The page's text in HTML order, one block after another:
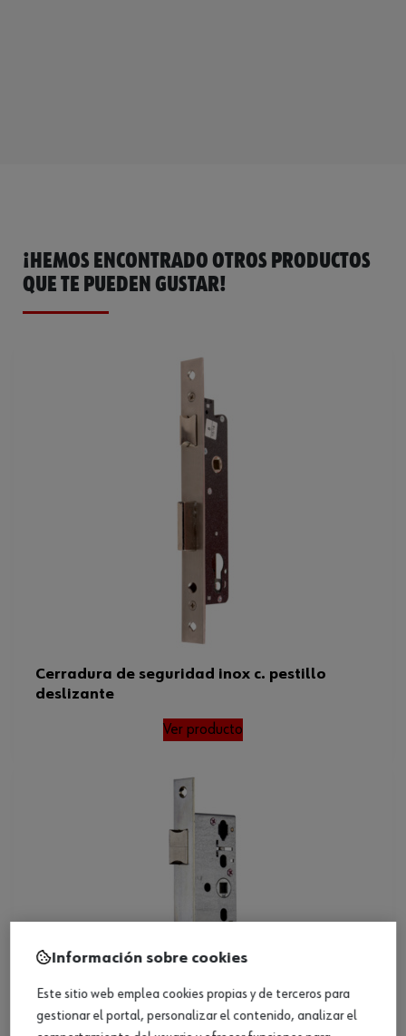
¡HEMOS ENCONTRADO OTROS PRODUCTOS
QUE TE PUEDEN GUSTAR!
Cerradura de seguridad inox c. pestillo
deslizante
Ver producto
Información sobre cookies
Este sitio web emplea cookies propias y de terceros para
gestionar el portal, personalizar el contenido, analizar el